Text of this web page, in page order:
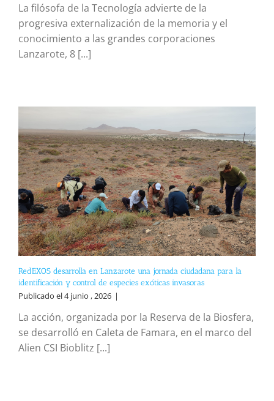
La filósofa de la Tecnología advierte de la
progresiva externalización de la memoria y el
conocimiento a las grandes corporaciones
Lanzarote, 8 [...]
RedEXOS desarrolla en Lanzarote una jornada ciudadana para la
identificación y control de especies exóticas invasoras
Publicado el 4 junio , 2026 |
La acción, organizada por la Reserva de la Biosfera,
se desarrolló en Caleta de Famara, en el marco del
Alien CSI Bioblitz [...]